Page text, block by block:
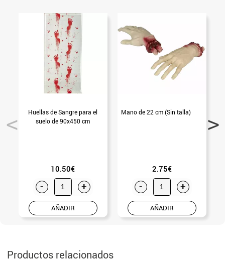
Huellas de Sangre para el
suelo de 90x450 cm
10.50€
- +
AÑADIR
Mano de 22 cm (Sin talla)
2.75€
- +
AÑADIR
Productos relacionados